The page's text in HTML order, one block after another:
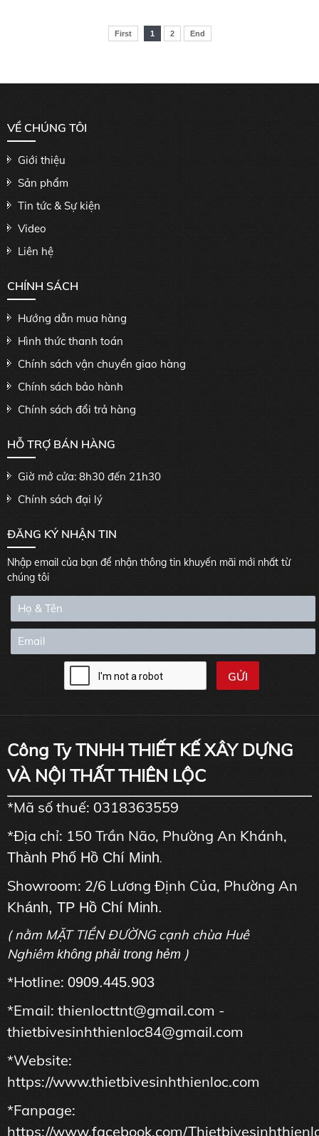
First 1 2 End
VỀ CHÚNG TÔI
Giới thiệu
Sản phẩm
Tin tức & Sự kiện
Video
Liên hệ
CHÍNH SÁCH
Hướng dẫn mua hàng
Hình thức thanh toán
Chính sách vận chuyển giao hàng
Chính sách bảo hành
Chính sách đổi trả hàng
HỖ TRỢ BÁN HÀNG
Giờ mở cửa: 8h30 đến 21h30
Chính sách đại lý
ĐĂNG KÝ NHẬN TIN
Nhập email của bạn để nhận thông tin khuyến mãi mới nhất từ
chúng tôi
Công Ty TNHH THIẾT KẾ XÂY DỰNG
VÀ NỘI THẤT THIÊN LỘC
*Mã số thuế: 0318363559
*Địa chỉ: 150 Trần Não, Phường An Khánh,
Thành Phố Hồ Chí Minh.
Showroom: 2/6 Lương Định Của, Phường An
Khánh, TP Hồ Chí Minh.
( nằm MẶT TIỀN ĐƯỜNG cạnh chùa Huê
Nghiêm không phải trong hẻm )
*Hotline: 0909.445.903
*Email: thienlocttnt@gmail.com -
thietbivesinhthienloc84@gmail.com
*Website:
https://www.thietbivesinhthienloc.com
*Fanpage:
https://www.facebook.com/